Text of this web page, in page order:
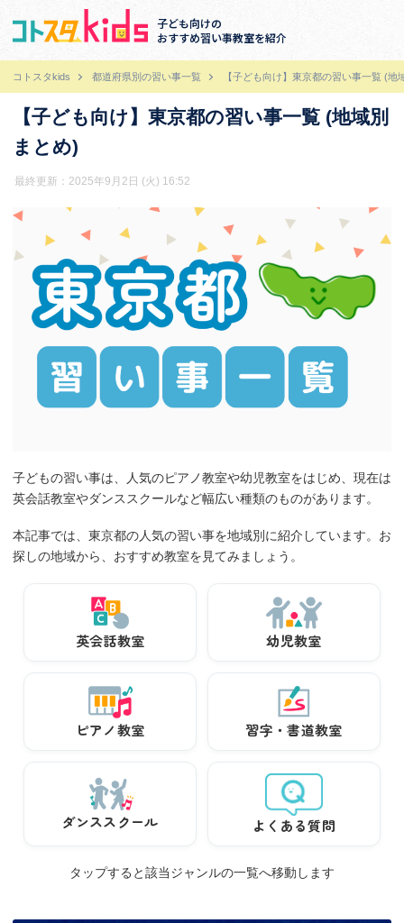
子ども向けの
おすすめ習い事教室を紹介
コトスタkids 都道府県別の習い事一覧 【子ども向け】東京都の習い事一覧 (地
【子ども向け】東京都の習い事一覧 (地域別
まとめ)
最終更新：2025年9月2日 (火) 16:52
子どもの習い事は、人気のピアノ教室や幼児教室をはじめ、現在は
英会話教室やダンススクールなど幅広い種類のものがあります。
本記事では、東京都の人気の習い事を地域別に紹介しています。お
探しの地域から、おすすめ教室を見てみましょう。
英会話教室 幼児教室
ピアノ教室 習字・書道教室
ダンススクール よくある質問
タップすると該当ジャンルの一覧へ移動します